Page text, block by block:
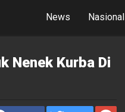
News Nasional
Nenek Kurba Di